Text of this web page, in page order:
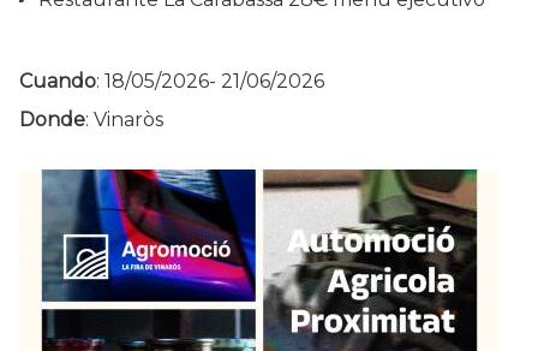
Cuando: 18/05/2026- 21/06/2026
Donde: Vinaròs